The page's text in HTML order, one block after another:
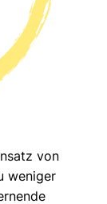
von
weniger